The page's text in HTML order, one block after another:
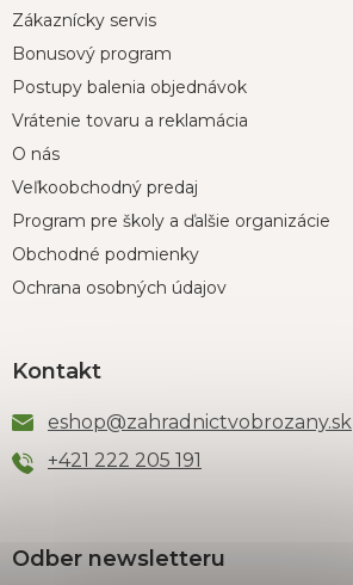
Zákaznícky servis
Bonusový program
Postupy balenia objednávok
Vrátenie tovaru a reklamácia
O nás
Veľkoobchodný predaj
Program pre školy a ďalšie organizácie
Obchodné podmienky
Ochrana osobných údajov
Kontakt
eshop@zahradnictvobrozany.sk
+421 222 205 191
Odber newsletteru